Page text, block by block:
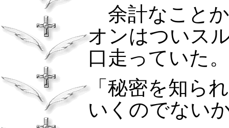
余計なこと
オンはついス
口走っていた。
「秘密を知ら
いくのでない